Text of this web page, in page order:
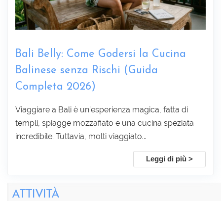
Bali Belly: Come Godersi la Cucina
Balinese senza Rischi (Guida
Completa 2026)
Viaggiare a Bali è un’esperienza magica, fatta di
templi, spiagge mozzafiato e una cucina speziata
incredibile. Tuttavia, molti viaggiato...
Leggi di più >
ATTIVITÀ